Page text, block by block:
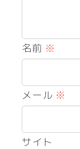
名前 ※
メール ※
サイト